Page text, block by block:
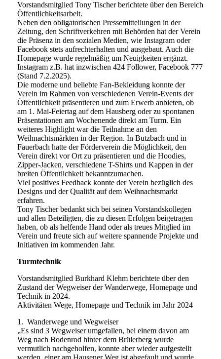
Vorstandsmitglied Tony Tischer berichtete über den Bereich
Öffentlichkeitsarbeit.
Neben den obligatorischen Pressemitteilungen in der
Zeitung, den Schriftverkehren mit Behörden hat der Verein
die Präsenz in den sozialen Medien, wie Instagram oder
Facebook stets aufrechterhalten und ausgebaut. Auch die
Homepage wurde regelmäßig um Neuigkeiten ergänzt.
Instagram z.B. hat inzwischen 424 Follower, Facebook 777
(Stand 7.2.2025).
Die moderne und beliebte Fan-Bekleidung konnte der
Verein im Rahmen von verschiedenen Verein-Events der
Öffentlichkeit präsentieren und zum Erwerb anbieten, ob
am 1. Mai-Feiertag auf dem Hausberg oder zu spontanen
Präsentationen am Wochenende direkt am Turm. Ein
weiteres Highlight war die Teilnahme an den
Weihnachtsmärkten in der Region. In Butzbach und in
Fauerbach hatte der Förderverein die Möglichkeit, den
Verein direkt vor Ort zu präsentieren und die Hoodies,
Zipper-Jacken, verschiedene T-Shirts und Kappen in der
breiten Öffentlichkeit bekanntzumachen.
Viel positives Feedback konnte der Verein bezüglich des
Designs und der Qualität auf dem Weihnachtsmarkt
erfahren.
Tony Tischer bedankt sich bei seinen Vorstandskollegen
und allen Beteiligten, die zu diesen Erfolgen beigetragen
haben, ob als helfende Hand oder als treues Mitglied im
Verein und freute sich auf weitere spannende Projekte und
Initiativen im kommenden Jahr.
Turmtechnik
Vorstandsmitglied Burkhard Klehm berichtete über den
Zustand der Wegweiser der Wanderwege, Homepage und
Technik in 2024.
Aktivitäten Wege, Homepage und Technik im Jahr 2024
1. Wanderwege und Wegweiser
„Es sind 3 Wegweiser umgefallen, bei einem davon am
Weg nach Bodenrod hinter dem Brülerberg wurde
vermutlich nachgeholfen, konnte aber wieder aufgestellt